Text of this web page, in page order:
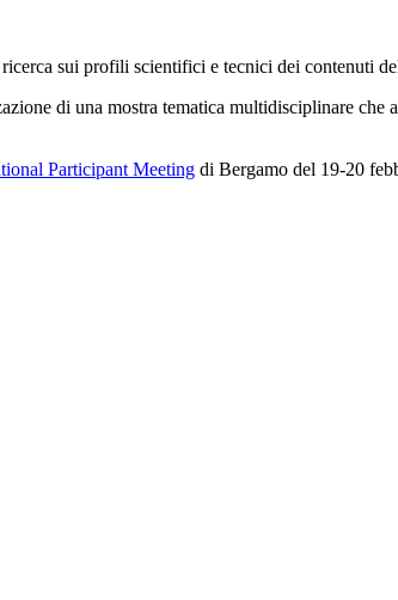
sui profili scientifici e tecnici dei contenuti
di una mostra tematica multidisciplinare
Participant Meeting di Bergamo del 19-20